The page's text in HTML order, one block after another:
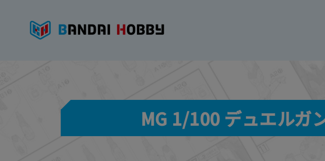
MG 1/100 デュエルガ